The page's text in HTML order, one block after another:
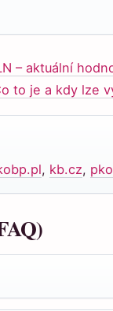
– aktuální
to je a kdy lze
, kb.cz,